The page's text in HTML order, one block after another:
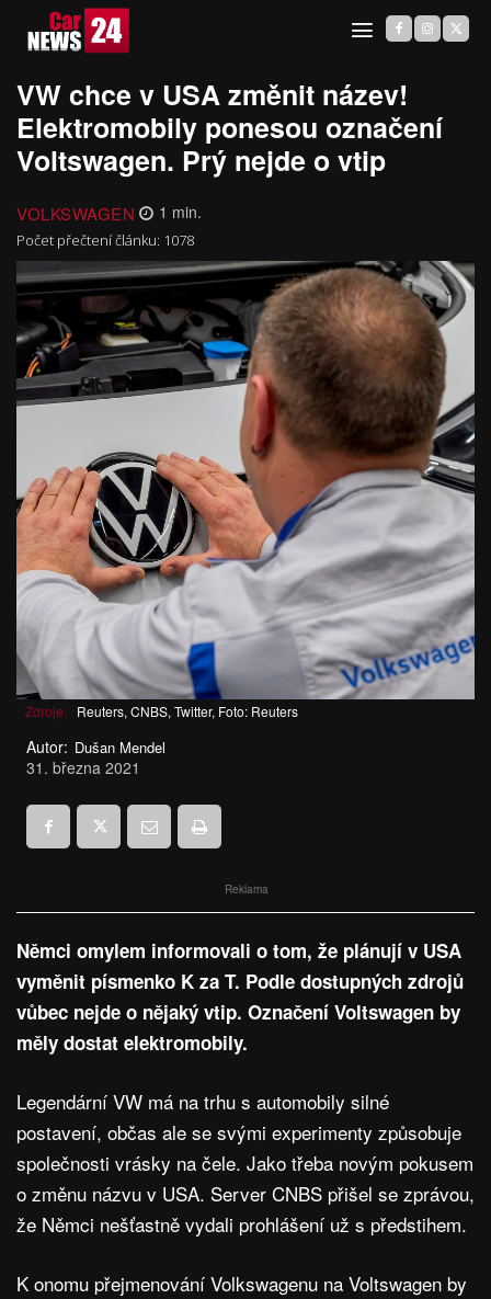
VW chce v USA změnit název!
Elektromobily ponesou označení
Voltswagen. Prý nejde o vtip
VOLKSWAGEN 1 min.
Počet přečtení článku: 1078
Zdroje: Reuters, CNBS, Twitter, Foto: Reuters
Autor: Dušan Mendel
31. března 2021
Reklama
Němci omylem informovali o tom, že plánují v USA
vyměnit písmenko K za T. Podle dostupných zdrojů
vůbec nejde o nějaký vtip. Označení Voltswagen by
měly dostat elektromobily.
Legendární VW má na trhu s automobily silné
postavení, občas ale se svými experimenty způsobuje
společnosti vrásky na čele. Jako třeba novým pokusem
o změnu názvu v USA. Server CNBS přišel se zprávou,
že Němci nešťastně vydali prohlášení už s předstihem.
K onomu přejmenování Volkswagenu na Voltswagen by